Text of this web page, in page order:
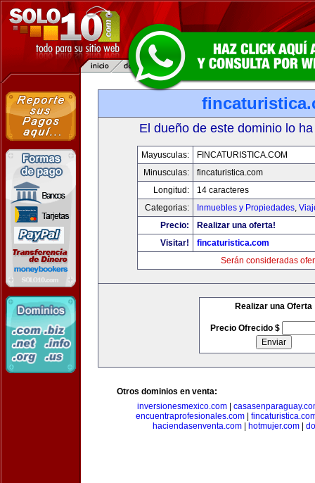
El dueño de este dominio lo
Mayusculas:
FINCATURISTICA.COM
Minusculas:
fincaturistica.com
Longitud:
14 caracteres
Categorias:
Inmuebles y Propiedades,
Precio:
Realizar una oferta!
Visitar!
fincaturistica.com
Serán consideradas
Realizar una Oferta
Precio Ofrecido $
Otros dominios en venta:
inversionesmexico.com
encuentraprofesionales.com
haciendasenventa.com| hotmujer.com|